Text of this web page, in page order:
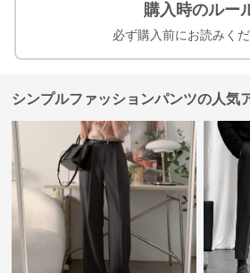
購入時のルー
必ず購入前にお読みくだ
シンプルファッションパンツの人気